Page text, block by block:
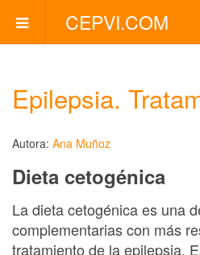
CEPVI.COM
Epilepsia.
Autora: Ana Muñoz
Dieta cetogénica
La dieta cetogénica es una
complementarias con más
tratamiento de la epilepsia.